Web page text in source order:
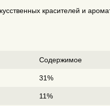
красителей и
Содержимое
31%
11%